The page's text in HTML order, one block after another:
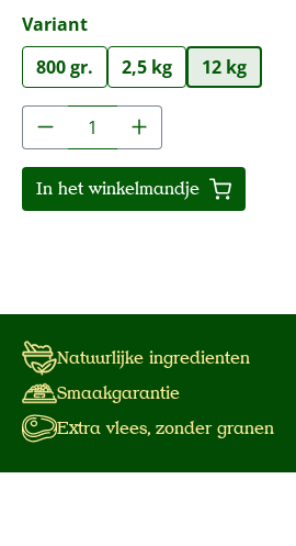
Selecteer
Variant
800 gr.
2,5 kg 12 kg
Producthoeveelheid:
In het winkelmandje
Natuurlijke ingredienten
Smaakgarantie
Extra vlees, zonder granen